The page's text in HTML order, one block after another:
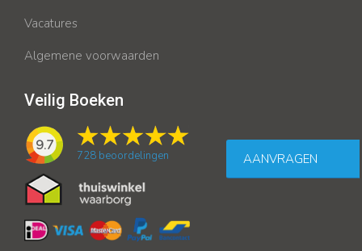
AANVRAGEN
Vacatures
Algemene voorwaarden
Veilig Boeken
9.7
728 beoordelingen